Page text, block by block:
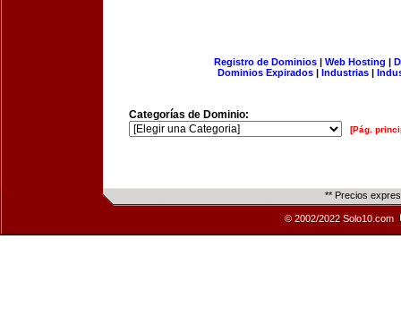
Registro de Dominios| Web Hosting |
Dominios Expirados | Industrias |
Categorías de Dominio:
[Pág.
** Precios
© 2002/2022 Solo10.com